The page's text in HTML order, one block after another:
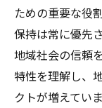
ための重要な役
保持は常に優先
地域社会の信頼
特性を理解し、
クトが増えてい